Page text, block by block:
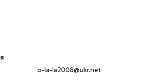
o-la-la2008@ukr.net